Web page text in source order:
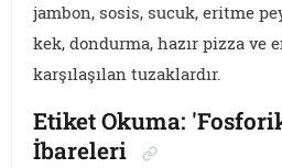
jambon, sosis, sucuk, eritme
kek, dondurma, hazır pizza ve
karşılaşılan tuzaklardır.
Etiket Okuma:
İbareleri